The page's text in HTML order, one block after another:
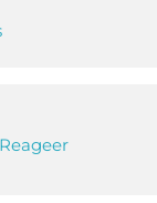
Reageer